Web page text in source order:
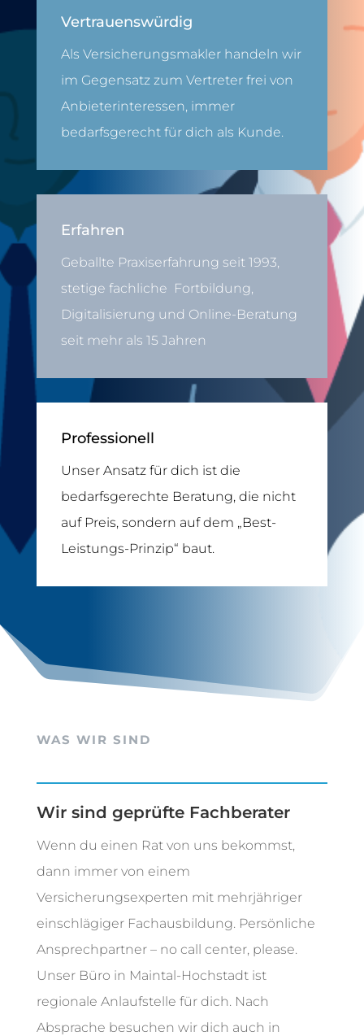
Vertrauenswürdig
Als Versicherungsmakler handeln wir
im Gegensatz zum Vertreter frei von
Anbieterinteressen, immer
bedarfsgerecht für dich als Kunde.
Erfahren
Geballte Praxiserfahrung seit 1993,
stetige fachliche Fortbildung,
Digitalisierung und Online-Beratung
seit mehr als 15 Jahren
Professionell
Unser Ansatz für dich ist die
bedarfsgerechte Beratung, die nicht
auf Preis, sondern auf dem „Best-
Leistungs-Prinzip“ baut.
WAS WIR SIND
Wir sind geprüfte Fachberater
Wenn du einen Rat von uns bekommst,
dann immer von einem
Versicherungsexperten mit mehrjähriger
einschlägiger Fachausbildung. Persönliche
Ansprechpartner – no call center, please.
Unser Büro in Maintal-Hochstadt ist
regionale Anlaufstelle für dich. Nach
Absprache besuchen wir dich auch in